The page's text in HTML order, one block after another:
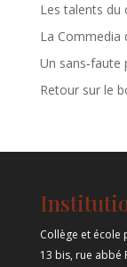
Les talents du
La Commedia
Un sans‑faute
Retour sur le
Collège et école
13 bis, rue abbé